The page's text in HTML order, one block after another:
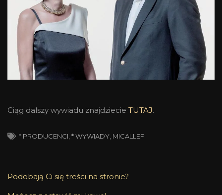
Ciąg dalszy wywiadu znajdziecie TUTAJ.
* PRODUCENCI * WYWIADY MICALLEF
Podobają Ci się treści na stronie?